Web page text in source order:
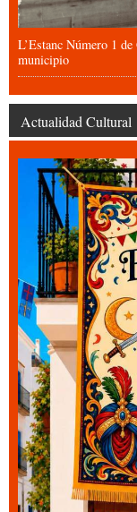
L’Estanc Número 1
municipio
Actualidad Cultural